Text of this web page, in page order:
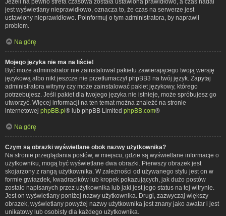
jest wyświetlany nieprawidłowo, oznacza to, że czas na serwerze jest
ustawiony nieprawidłowo. Poinformuj o tym administratora, by naprawił
problem.
Na górę
Mojego języka nie ma na liście!
Być może administrator nie zainstalował pakietu zawierającego twoją wersję
językową albo nikt jeszcze nie przetłumaczył phpBB3 na twój język. Zapytaj
administratora witryny czy może zainstalować pakiet językowy, którego
potrzebujesz. Jeśli pakiet dla twojego języka nie istnieje, może spróbujesz go
utworzyć. Więcej informacji na ten temat można znaleźć na stronie
internetowej phpBB.pl® lub phpBB Limited phpBB.com®
Na górę
Czym są obrazki wyświetlane obok nazwy użytkownika?
Na stronie przeglądania postów, w miejscu, gdzie są wyświetlane informacje o
użytkowniku, mogą być wyświetlane dwa obrazki. Pierwszy obrazek jest
skojarzony z rangą użytkownika. W zależności od używanego stylu jest on w
formie gwiazdek, kwadracików lub kropek pokazujących, jak dużo postów
zostało napisanych przez użytkownika lub jaki jest jego status na tej witrynie.
Jest on wyświetlany poniżej nazwy użytkownika. Drugi, zazwyczaj większy
obrazek, wyświetlany powyżej nazwy użytkownika jest znany jako awatar i jest
unikatowy lub osobisty dla każdego użytkownika.